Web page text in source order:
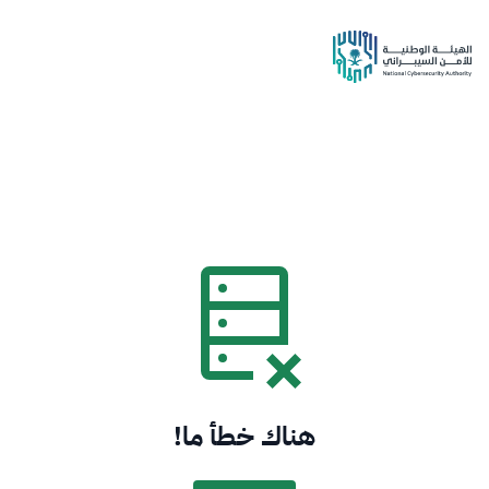
هناك خطأ ما!